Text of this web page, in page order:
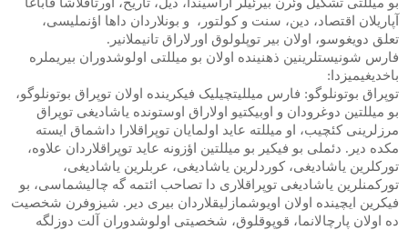
آپاریلان اقتصاد، دین، سنت و کولتور، و بونلاردان داها اؤنملیسی،
تعلق دویغوسو، اولان بیر توپلولوق اورلاراق تانیملانیر.
فارس شونیستلرینین ذهنینده اولان بو میللتی اولوشدوران بیریملره
باخدیغیمیزدا:
توپراق بوتونلوگو: فارس میللیتچیلیک فیکرینده اولان توپراق بوتونلوگو،
بو میللتین دوغرودان و اوبیکتیو اولاراق اوستونده یاشادیغی توپراق
مرزلرینی کئچیب، او میللته عاید اولمایان توپراقلارا داشماق ایسته
مکده دیر. دئملی بو فیکیر بو میللتین اؤزونه عاید توپراقلاردان علاوه،
تورکلرین یاشادیغی، کوردلرین یاشادیغی، عربلرین یاشادیغی،
تورکمنلرین یاشادیغی توپراقلاری دا تصاحب ائتمه گه چالیشماسی، بو
فیکرین ایچینده اولان اویوشمازلیقلاردان بیری دیر. شیزوفرن شخصیت
ده اولان پارچالانما، قوپوقلوق، شخصیتی اولوشدوران آلت دوزلگه